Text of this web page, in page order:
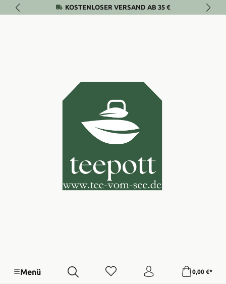
Zum Hauptinhalt springenKOSTENLOSER VERSAND AB 35 €
Menü 0,00 €*